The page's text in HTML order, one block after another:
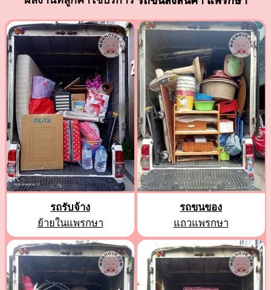
รถรับจ้าง
ย้ายในแพรกษา
รถขนของ
แถวแพรกษา